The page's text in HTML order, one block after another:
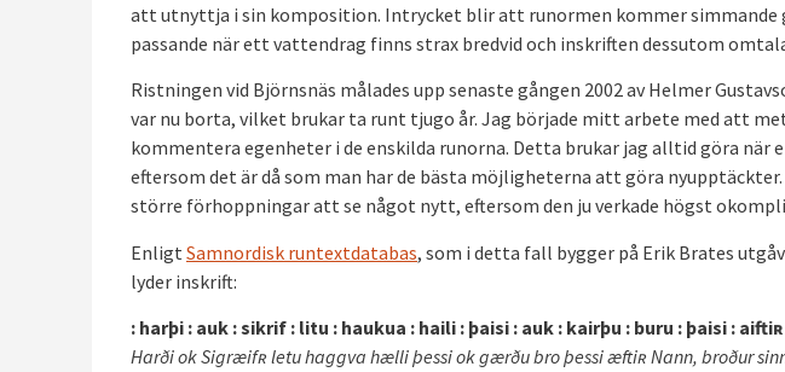
att utnyttja i sin komposition. Intrycket blir att runormen kommer simmande
passande när ett vattendrag finns strax bredvid och inskriften dessutom
Ristningen vid Björnsnäs målades upp senaste gången 2002 av Helmer
var nu borta, vilket brukar ta runt tjugo år. Jag började mitt arbete med att
kommentera egenheter i de enskilda runorna. Detta brukar jag alltid göra när
eftersom det är då som man har de bästa möjligheterna att göra
större förhoppningar att se något nytt, eftersom den ju verkade högst
Enligt Samnordisk runtextdatabas, som i detta fall bygger på Erik Brates
lyder inskrift:
: harþi : auk : sikrif : litu : haukua : haili : þaisi : auk : kairþu : buru : þaisi : aifti
Harði ok Sigræifʀ letu haggva hælli þessi ok gærðu bro þessi æftiʀ Nann, broður